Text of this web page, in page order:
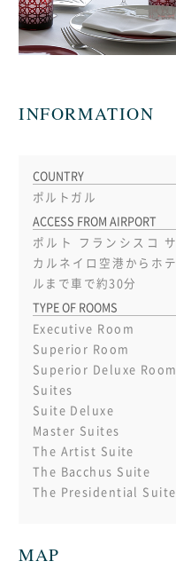
INFORMATION
COUNTRY
ポルトガル
ACCESS FROM AIRPORT
ポルト フランシスコ サ
カルネイロ空港からホテ
ルまで車で約30分
TYPE OF ROOMS
Executive Room
Superior Room
Superior Deluxe Room
Suites
Suite Deluxe
Master Suites
The Artist Suite
The Bacchus Suite
The Presidential Suite
MAP